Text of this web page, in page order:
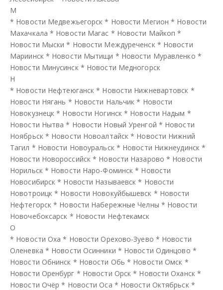
М
* Новости Медвежьегорск * Новости Мегион * Новости
Махачкала * Новости Магас * Новости Майкоп *
Новости Мыски * Новости Междуреченск * Новости
Мариинск * Новости Мытищи * Новости Муравленко *
Новости Минусинск * Новости Медногорск
Н
* Новости Нефтеюганск * Новости Нижневартовск *
Новости Нягань * Новости Нальчик * Новости
Новокузнецк * Новости Ногинск * Новости Надым *
Новости Нытва * Новости Новый Уренгой * Новости
Ноябрьск * Новости Новоалтайск * Новости Нижний
Тагил * Новости Новоуральск * Новости Нижнеудинск *
Новости Новороссийск * Новости Назарово * Новости
Норильск * Новости Наро-Фоминск * Новости
Новосибирск * Новости Называевск * Новости
Новотроицк * Новости Новокуйбышевск * Новости
Нефтегорск * Новости Набережные Челны * Новости
Новочебоксарск * Новости Нефтекамск
О
* Новости Оха * Новости Орехово-Зуево * Новости
Оленевка * Новости Осинники * Новости Одинцово *
Новости Обнинск * Новости Обь * Новости Омск *
Новости Оренбург * Новости Орск * Новости Оханск *
Новости Очёр * Новости Оса * Новости Октябрьск *